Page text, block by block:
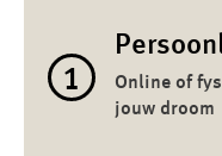
1
Online of
jouw droom